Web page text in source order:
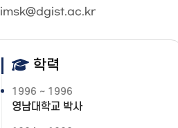
limsk@dgist.ac.kr
학력
1996 ~ 1996
영남대학교 박사